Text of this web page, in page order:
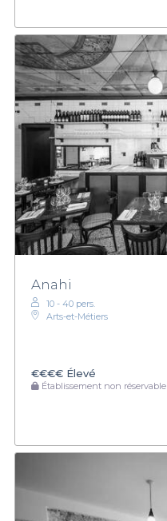
Anahi
10 - 40 pers.
Arts-et-Métiers
€€€€ Élevé
Établissement non réservable